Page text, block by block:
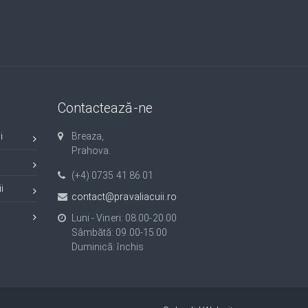
Contactează-ne
Breaza,
Prahova.
(+4) 0735 41 86 01
contact@pravaliacuii.ro
Luni - Vineri: 08.00-20.00
Sâmbătă: 09.00-15.00
Duminică: închis